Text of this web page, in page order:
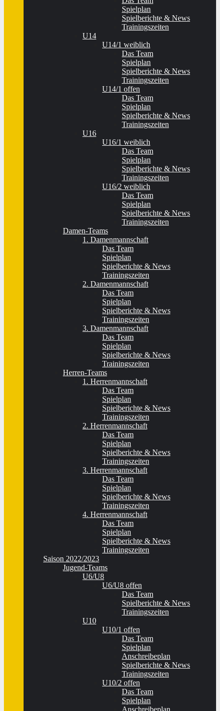
Spielplan
Spielberichte & News
Trainingszeiten
U14
U14/1 weiblich
Das Team
Spielplan
Spielberichte & News
Trainingszeiten
U14/1 offen
Das Team
Spielplan
Spielberichte & News
Trainingszeiten
U16
U16/1 weiblich
Das Team
Spielplan
Spielberichte & News
Trainingszeiten
U16/2 weiblich
Das Team
Spielplan
Spielberichte & News
Trainingszeiten
Damen-Teams
1. Damenmannschaft
Das Team
Spielplan
Spielberichte & News
Trainingszeiten
2. Damenmannschaft
Das Team
Spielplan
Spielberichte & News
Trainingszeiten
3. Damenmannschaft
Das Team
Spielplan
Spielberichte & News
Trainingszeiten
Herren-Teams
1. Herrenmannschaft
Das Team
Spielplan
Spielberichte & News
Trainingszeiten
2. Herrenmannschaft
Das Team
Spielplan
Spielberichte & News
Trainingszeiten
3. Herrenmannschaft
Das Team
Spielplan
Spielberichte & News
Trainingszeiten
4. Herrenmannschaft
Das Team
Spielplan
Spielberichte & News
Trainingszeiten
Saison 2022/2023
Jugend-Teams
U6/U8
U6/U8 offen
Das Team
Spielberichte & News
Trainingszeiten
U10
U10/1 offen
Das Team
Spielplan
Anschreibeplan
Spielberichte & News
Trainingszeiten
U10/2 offen
Das Team
Spielplan
Anschreibeplan